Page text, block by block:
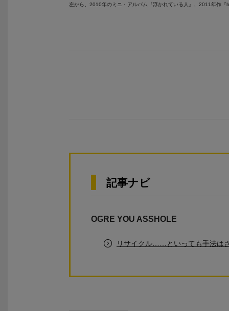
左から、2010年のミニ・アルバム『浮かれている人』、2011年作
記事ナビ
OGRE YOU ASSHOLE
リサイクル……といっても手法は